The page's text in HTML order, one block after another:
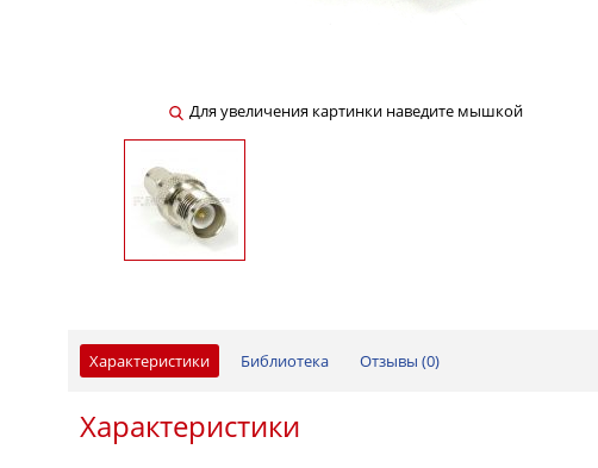
Для увеличения картинки наведите мышкой
Характеристики Библиотека Отзывы (0)
Характеристики